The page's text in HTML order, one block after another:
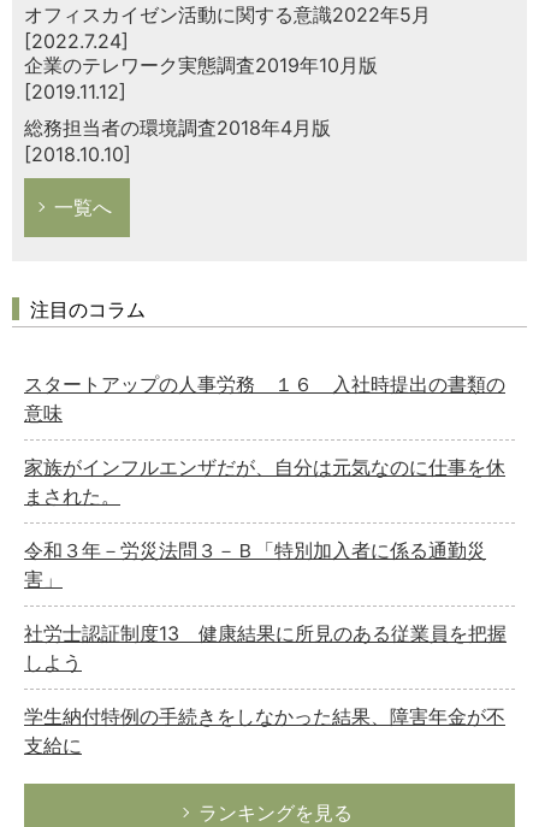
オフィスカイゼン活動に関する意識2022年5月
[2022.7.24]
企業のテレワーク実態調査2019年10月版
[2019.11.12]
総務担当者の環境調査2018年4月版
[2018.10.10]
一覧へ
注目のコラム
スタートアップの人事労務 １６ 入社時提出の書類の
意味
家族がインフルエンザだが、自分は元気なのに仕事を休
まされた。
令和３年－労災法問３－Ｂ「特別加入者に係る通勤災
害」
社労士認証制度13 健康結果に所見のある従業員を把握
しよう
学生納付特例の手続きをしなかった結果、障害年金が不
支給に
ランキングを見る